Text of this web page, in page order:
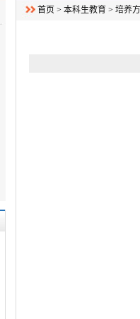
首页 > 本科生教育 > 培养